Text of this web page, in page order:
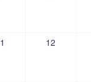
12